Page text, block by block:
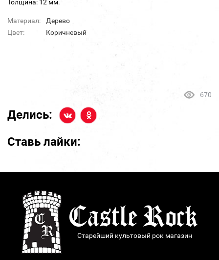
Толщина: 12 мм.
Материал:
Дерево
Цвет:
Коричневый
670
Делись:
Ставь лайки:
Старейший культовый рок магазин